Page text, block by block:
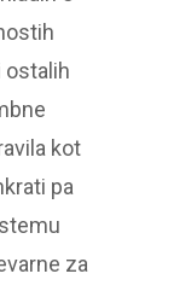
ostalih
kot
pa
za